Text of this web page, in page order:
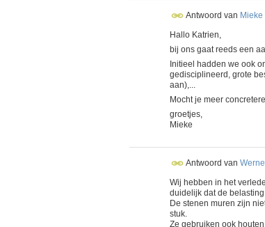
Antwoord van
Hallo Katrien,
bij ons gaat reeds een
Initieel hadden we ook
gedisciplineerd, grote
aan),...
Mocht je meer
groetjes,
Mieke
Antwoord van
Wij hebben in het
duidelijk dat de
De stenen muren zijn
stuk.
Ze gebruiken ook